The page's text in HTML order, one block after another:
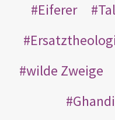
Eiferer
wilde Zweige
Ghandi